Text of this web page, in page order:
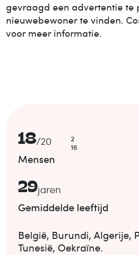
gevraagd een advertentie te
nieuwebewoner te vinden.
voor meer informatie.
18/20
2
16
Mensen
29jaren
Gemiddelde leeftijd
België, Burundi, Algerije,
Tunesië, Oekraïne.